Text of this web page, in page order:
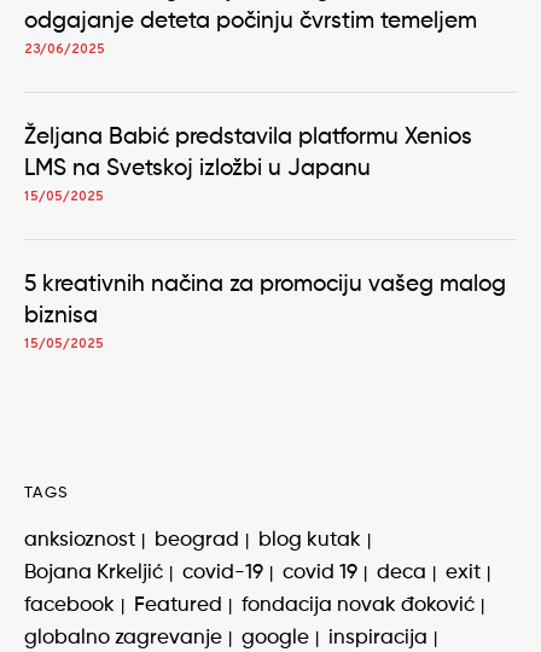
odgajanje deteta počinju čvrstim temeljem
23/06/2025
Željana Babić predstavila platformu Xenios
LMS na Svetskoj izložbi u Japanu
15/05/2025
5 kreativnih načina za promociju vašeg malog
biznisa
15/05/2025
TAGS
anksioznost beograd
blog kutak
Bojana Krkeljić
covid-19 covid 19 deca
exit
facebook
Featured
fondacija novak đoković
globalno zagrevanje
google
inspiracija